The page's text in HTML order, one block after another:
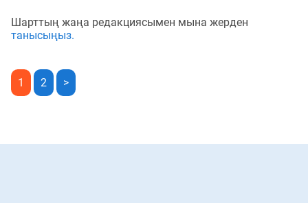
Шарттың жаңа редакциясымен мына жерден
танысыңыз.
1 2 >